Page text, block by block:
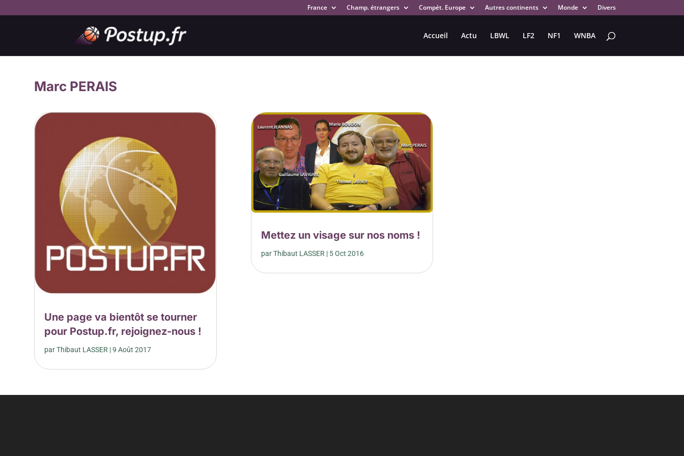
France Champ. étrangers Compét. Europe Autres continents Monde Divers
Accueil Actu LBWL LF2 NF1 WNBA
Marc PERAIS
Une page va bientôt se tourner
pour Postup.fr, rejoignez-nous !
parThibaut LASSER |9 Août 2017
Mettez un visage sur nos noms !
parThibaut LASSER| 5 Oct 2016